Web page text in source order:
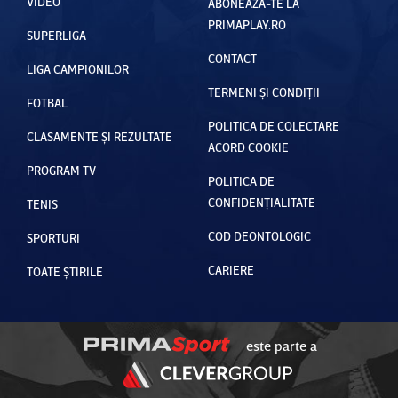
SUPERLIGA
LIGA CAMPIONILOR
FOTBAL
CLASAMENTE ȘI REZULTATE
PROGRAM TV
TENIS
SPORTURI
TOATE ȘTIRILE
PRIMAPLAY.RO
CONTACT
TERMENI ȘI CONDIȚII
POLITICA DE COLECTARE
ACORD COOKIE
POLITICA DE
CONFIDENȚIALITATE
COD DEONTOLOGIC
CARIERE
este parte a